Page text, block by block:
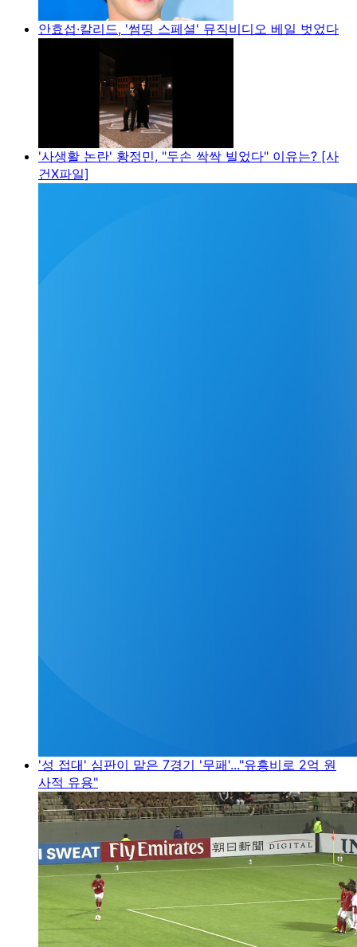
안효섭·칼리드, '썸띵 스페셜' 뮤직비디오 베일 벗었다
'사생활 논란' 황정민, "두손 싹싹 빌었다" 이유는? [사
건X파일]
'성 접대' 심판이 맡은 7경기 '무패'..."유흥비로 2억 원
사적 유용"